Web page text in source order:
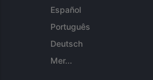
Español
Português
Deutsch
Mer...